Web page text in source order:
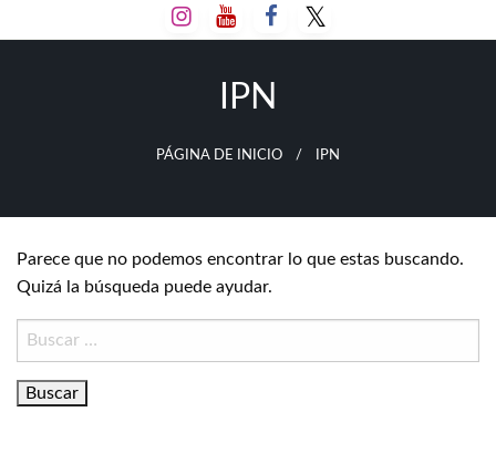
al
IPN
PÁGINA DE INICIO IPN
Parece que no podemos encontrar lo que estas buscando.
Quizá la búsqueda puede ayudar.
Buscar: